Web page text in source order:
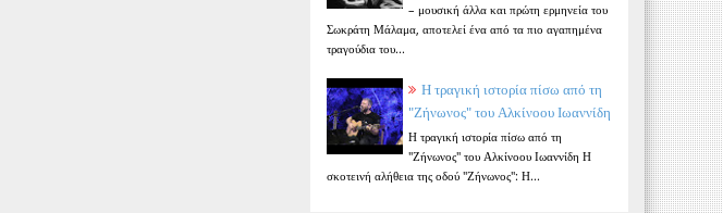
– μουσική άλλα και πρώτη ερμηνεία του
Σωκράτη Μάλαμα, αποτελεί ένα από τα πιο αγαπημένα
τραγούδια του...
Η τραγική ιστορία πίσω από τη
"Ζήνωνος" του Αλκίνοου Ιωαννίδη
Η τραγική ιστορία πίσω από τη
"Ζήνωνος" του Αλκίνοου Ιωαννίδη Η
σκοτεινή αλήθεια της οδού "Ζήνωνος": Η...